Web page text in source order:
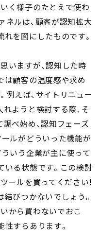
く様子のたとえで使わ
ネルは、顧客が認知拡大
を図にしたものです。
いますが、認知した時
は顧客の温度感や求め
例えば、サイトリニュー
ようと検討する際、そ
べ始め、認知フェーズ
ルがどういった機能が
いう企業が主に使って
いる状態です。この検討
ールを買ってください！
結びつかないでしょう。
から買わないでおこ
性すらあります。